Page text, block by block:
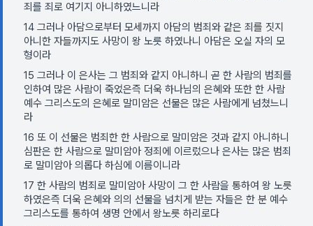
죄를 죄로 여기지 아니하였느니라
14 그러나 아담으로부터 모세까지 아담의 범죄와 같은 죄를 짓지
아니한 자들까지도 사망이 왕 노릇 하였나니 아담은 오실 자의 모
형이라
15 그러나 이 은사는 그 범죄와 같지 아니하니 곧 한 사람의 범죄를
인하여 많은 사람이 죽었은즉 더욱 하나님의 은혜와 또한 한 사람
예수 그리스도의 은혜로 말미암은 선물은 많은 사람에게 넘쳤느니
라
16 또 이 선물은 범죄한 한 사람으로 말미암은 것과 같지 아니하니
심판은 한 사람으로 말미암아 정죄에 이르렀으나 은사는 많은 범죄
로 말미암아 의롭다 하심에 이름이니라
17 한 사람의 범죄로 말미암아 사망이 그 한 사람을 통하여 왕 노릇
하였은즉 더욱 은혜와 의의 선물을 넘치게 받는 자들은 한 분 예수
그리스도를 통하여 생명 안에서 왕노릇 하리로다